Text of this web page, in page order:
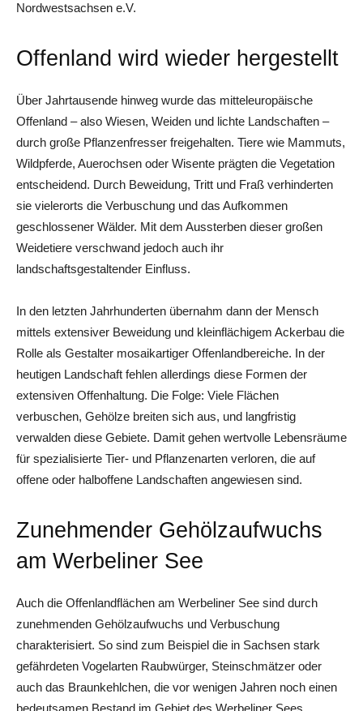
Nordwestsachsen e.V.
Offenland wird wieder hergestellt
Über Jahrtausende hinweg wurde das mitteleuropäische
Offenland – also Wiesen, Weiden und lichte Landschaften –
durch große Pflanzenfresser freigehalten. Tiere wie Mammuts,
Wildpferde, Auerochsen oder Wisente prägten die Vegetation
entscheidend. Durch Beweidung, Tritt und Fraß verhinderten
sie vielerorts die Verbuschung und das Aufkommen
geschlossener Wälder. Mit dem Aussterben dieser großen
Weidetiere verschwand jedoch auch ihr
landschaftsgestaltender Einfluss.
In den letzten Jahrhunderten übernahm dann der Mensch
mittels extensiver Beweidung und kleinflächigem Ackerbau die
Rolle als Gestalter mosaikartiger Offenlandbereiche. In der
heutigen Landschaft fehlen allerdings diese Formen der
extensiven Offenhaltung. Die Folge: Viele Flächen
verbuschen, Gehölze breiten sich aus, und langfristig
verwalden diese Gebiete. Damit gehen wertvolle Lebensräume
für spezialisierte Tier- und Pflanzenarten verloren, die auf
offene oder halboffene Landschaften angewiesen sind.
Zunehmender Gehölzaufwuchs
am Werbeliner See
Auch die Offenlandflächen am Werbeliner See sind durch
zunehmenden Gehölzaufwuchs und Verbuschung
charakterisiert. So sind zum Beispiel die in Sachsen stark
gefährdeten Vogelarten Raubwürger, Steinschmätzer oder
auch das Braunkehlchen, die vor wenigen Jahren noch einen
bedeutsamen Bestand im Gebiet des Werbeliner Sees